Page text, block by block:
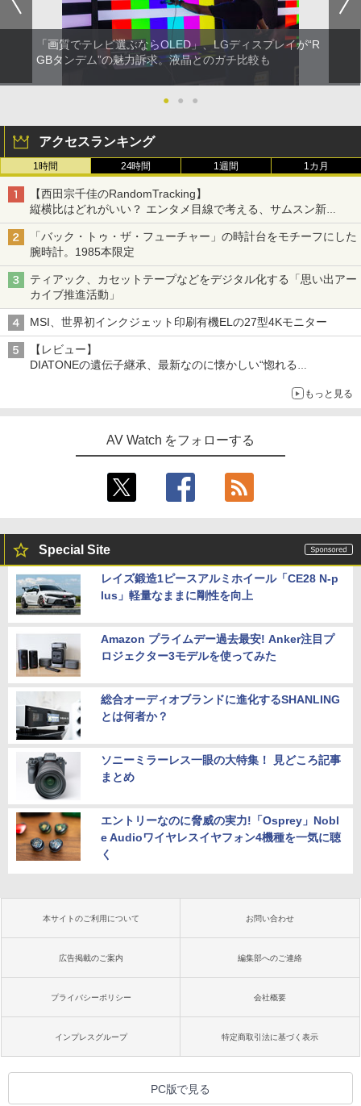
「画質でテレビ選ぶならOLED」、LGディスプレイが“R
GBタンデム”の魅力訴求。液晶とのガチ比較も
● ● ●
アクセスランキング
1時間 24時間 1週間 1カ月
【西田宗千佳のRandomTracking】
縦横比はどれがいい？ エンタメ目線で考える、サムスン新
「Galaxy Z Fold」
「バック・トゥ・ザ・フューチャー」の時計台をモチーフにした
腕時計。1985本限定
ティアック、カセットテープなどをデジタル化する「思い出アー
カイブ推進活動」
MSI、世界初インクジェット印刷有機ELの27型4Kモニター
【レビュー】
DIATONEの遺伝子継承、最新なのに懐かしい“惚れる
もっと見る
AV Watch をフォローする
Special Site
レイズ鍛造1ピースアルミホイール「CE28 N-p
lus」軽量なままに剛性を向上
Amazon プライムデー過去最安! Anker注目プ
ロジェクター3モデルを使ってみた
総合オーディオブランドに進化するSHANLING
とは何者か？
ソニーミラーレス一眼の大特集！ 見どころ記事
まとめ
エントリーなのに脅威の実力!「Osprey」Nobl
e Audioワイヤレスイヤフォン4機種を一気に聴
く
本サイトのご利用について お問い合わせ
広告掲載のご案内 編集部へのご連絡
プライバシーポリシー 会社概要
インプレスグループ 特定商取引法に基づく表示
PC版で見る